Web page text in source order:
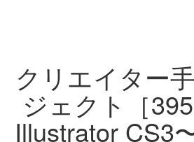
クリエイター
ジェクト［
Illustrator CS3